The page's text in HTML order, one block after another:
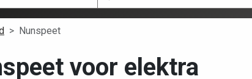
Nunspeet
voor elektra